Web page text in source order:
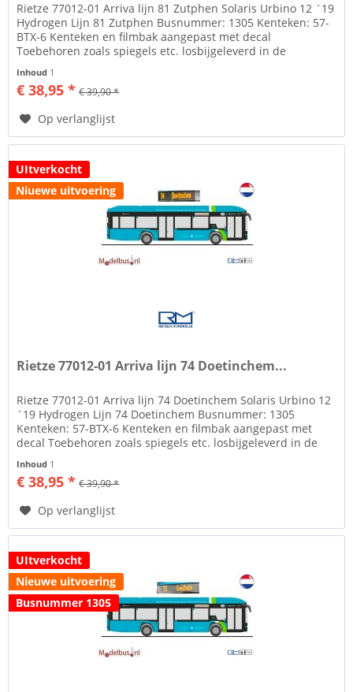
Rietze 77012-01 Arriva lijn 81 Zutphen Solaris Urbino 12 ´19
Hydrogen Lijn 81 Zutphen Busnummer: 1305 Kenteken: 57-
BTX-6 Kenteken en filmbak aangepast met decal
Toebehoren zoals spiegels etc. losbijgeleverd in de
Inhoud 1
€ 38,95 * € 39,90 *
Op verlanglijst
UItverkocht
Niuewe uitvoering
Rietze 77012-01 Arriva lijn 74 Doetinchem...
Rietze 77012-01 Arriva lijn 74 Doetinchem Solaris Urbino 12
´19 Hydrogen Lijn 74 Doetinchem Busnummer: 1305
Kenteken: 57-BTX-6 Kenteken en filmbak aangepast met
decal Toebehoren zoals spiegels etc. losbijgeleverd in de
Inhoud 1
€ 38,95 * € 39,90 *
Op verlanglijst
UItverkocht
Nieuwe uitvoering
Busnummer 1305